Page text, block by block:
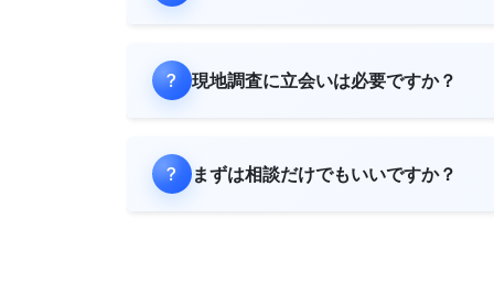
現地調査に立会いは必要ですか？
まずは相談だけでもいいですか？